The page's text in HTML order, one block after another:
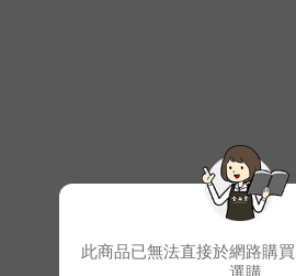
此商品已無法直接於網路購
選購